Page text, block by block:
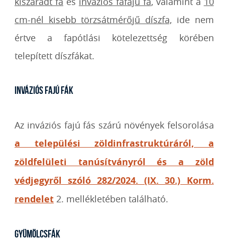
cm-nél kisebb törzsátmérőjű díszfa, ide nem
értve a fapótlási kötelezettség körében
telepített díszfákat.
Inváziós fajú fák
Az inváziós fajú fás szárú növények felsorolása
a települési zöldinfrastruktúráról, a
zöldfelületi tanúsítványról és a zöld
védjegyről szóló 282/2024. (IX. 30.) Korm.
rendelet 2. mellékletében található.
Gyümölcsfák